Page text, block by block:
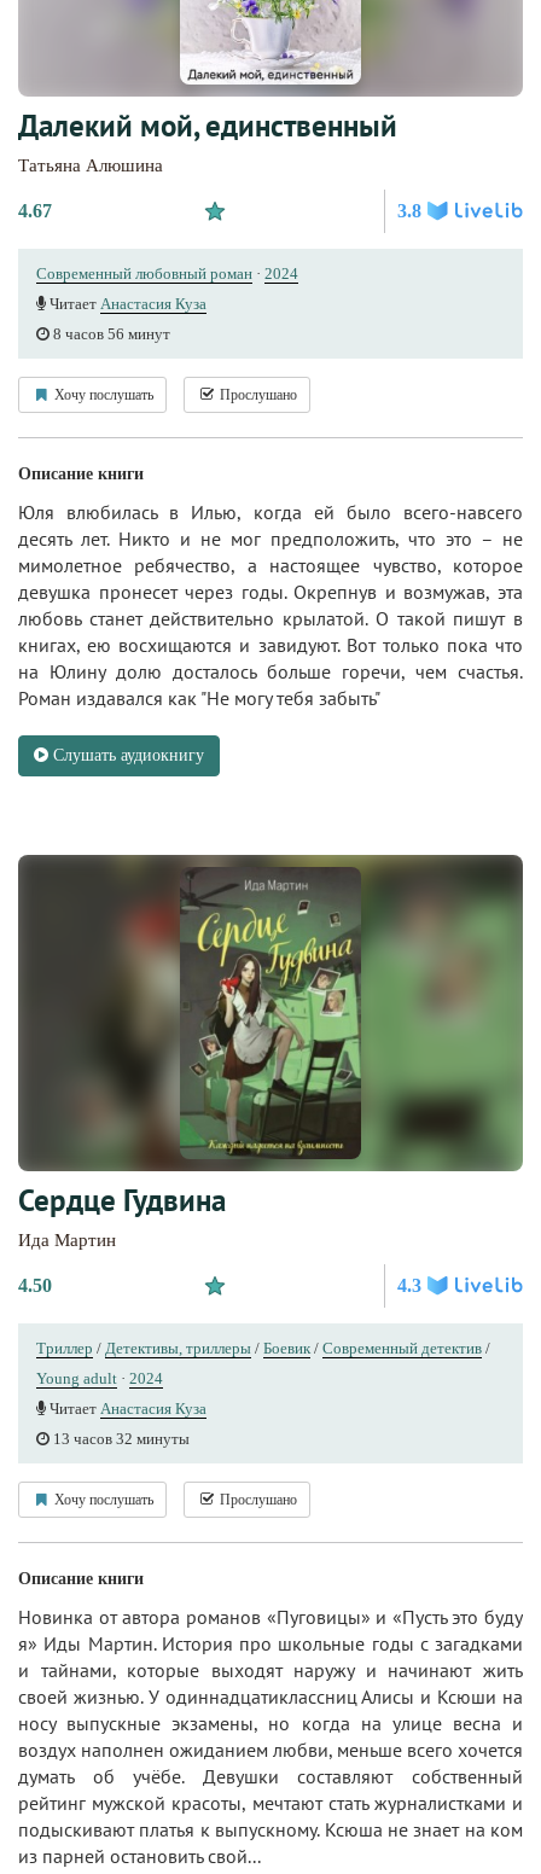
Далекий мой, единственный
Татьяна Алюшина
4.67 3.8
Современный любовный роман · 2024
Читает Анастасия Куза
8 часов 56 минут
Хочу послушать Прослушано
Описание книги
Юля влюбилась в Илью, когда ей было всего-навсего
десять лет. Никто и не мог предположить, что это – не
мимолетное ребячество, а настоящее чувство, которое
девушка пронесет через годы. Окрепнув и возмужав, эта
любовь станет действительно крылатой. О такой пишут в
книгах, ею восхищаются и завидуют. Вот только пока что
на Юлину долю досталось больше горечи, чем счастья.
Роман издавался как "Не могу тебя забыть"
Слушать аудиокнигу
Сердце Гудвина
Ида Мартин
4.50 4.3
Триллер / Детективы, триллеры / Боевик / Современный детектив /
Young adult · 2024
Читает Анастасия Куза
13 часов 32 минуты
Хочу послушать Прослушано
Описание книги
Новинка от автора романов «Пуговицы» и «Пусть это буду
я» Иды Мартин. История про школьные годы с загадками
и тайнами, которые выходят наружу и начинают жить
своей жизнью. У одиннадцатиклассниц Алисы и Ксюши на
носу выпускные экзамены, но когда на улице весна и
воздух наполнен ожиданием любви, меньше всего хочется
думать об учёбе. Девушки составляют собственный
рейтинг мужской красоты, мечтают стать журналистками и
подыскивают платья к выпускному. Ксюша не знает на ком
из парней остановить свой...